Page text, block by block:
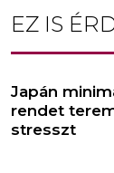
EZ IS
Japán
rendet
stresszt